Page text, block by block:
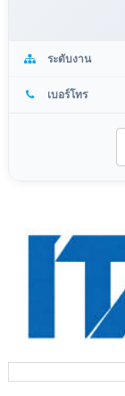
ระดับงาน
เบอร์โทร